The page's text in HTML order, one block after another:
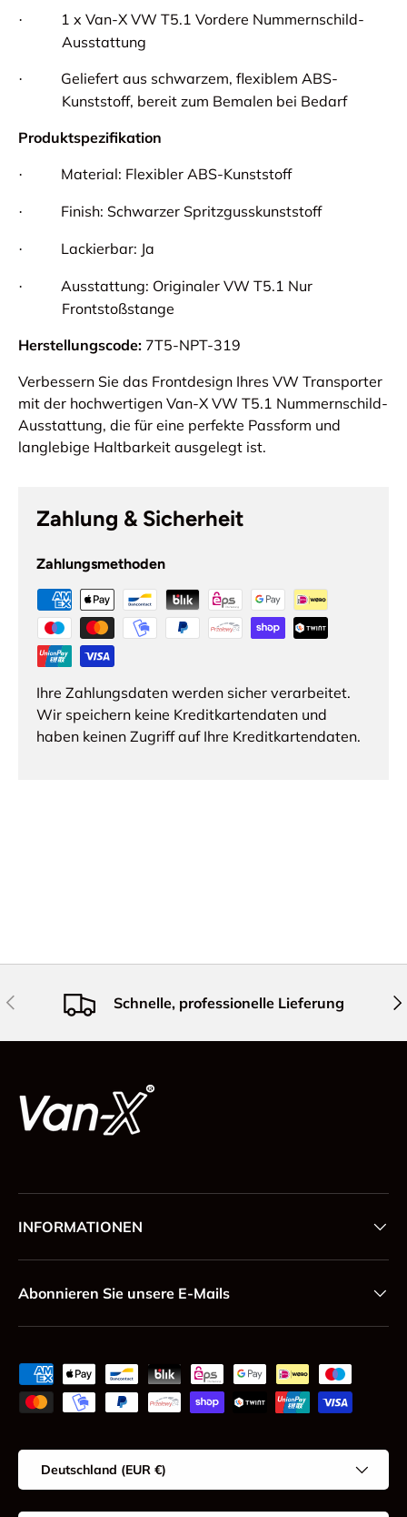
·
1 x Van-X VW T5.1 Vordere Nummernschild-
Ausstattung
·
Geliefert aus schwarzem, flexiblem ABS-
Kunststoff, bereit zum Bemalen bei Bedarf
Produktspezifikation
· Material: Flexibler ABS-Kunststoff
· Finish: Schwarzer Spritzgusskunststoff
· Lackierbar: Ja
·
Ausstattung: Originaler VW T5.1 Nur
Frontstoßstange
Herstellungscode: 7T5-NPT-319
Verbessern Sie das Frontdesign Ihres VW Transporter
mit der hochwertigen Van-X VW T5.1 Nummernschild-
Ausstattung, die für eine perfekte Passform und
langlebige Haltbarkeit ausgelegt ist.
Zahlung & Sicherheit
Zahlungsmethoden
Ihre Zahlungsdaten werden sicher verarbeitet.
Wir speichern keine Kreditkartendaten und
haben keinen Zugriff auf Ihre Kreditkartendaten.
Vorherige Schnelle, professionelle Lieferung
INFORMATIONEN
Abonnieren Sie unsere E-Mails
Zahlungsmethoden
Land/Region
Deutschland (EUR €)